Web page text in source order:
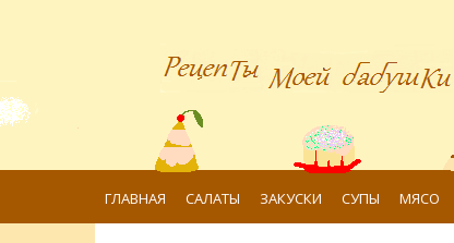
ГЛАВНАЯ САЛАТЫ ЗАКУСКИ СУПЫ МЯСО